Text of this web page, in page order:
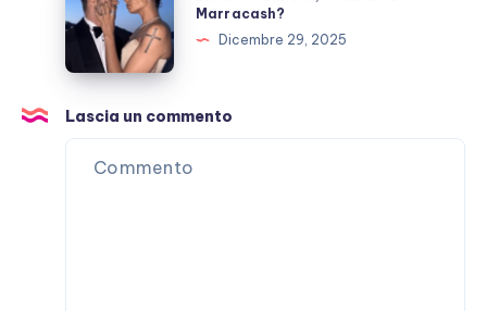
Pausini?
Iannone,
finita?
E
Marracash?
Marracash?
Dicembre 29, 2025
Lascia un commento